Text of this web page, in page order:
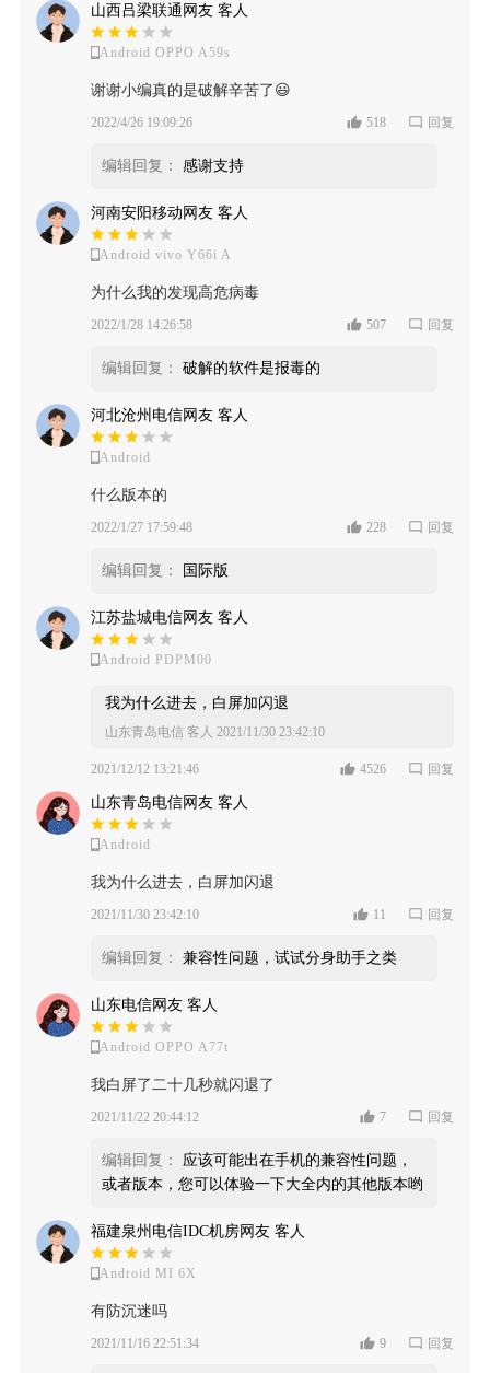
山西吕梁联通网友 客人
Android OPPO A59s
谢谢小编真的是破解辛苦了😃
2022/4/26 19:09:26 518 回复
编辑回复： 感谢支持
河南安阳移动网友 客人
Android vivo Y66i A
为什么我的发现高危病毒
2022/1/28 14:26:58 507 回复
编辑回复： 破解的软件是报毒的
河北沧州电信网友 客人
Android
什么版本的
2022/1/27 17:59:48 228 回复
编辑回复： 国际版
江苏盐城电信网友 客人
Android PDPM00
我为什么进去，白屏加闪退
山东青岛电信 客人 2021/11/30 23:42:10
2021/12/12 13:21:46 4526 回复
山东青岛电信网友 客人
Android
我为什么进去，白屏加闪退
2021/11/30 23:42:10 11 回复
编辑回复： 兼容性问题，试试分身助手之类
山东电信网友 客人
Android OPPO A77t
我白屏了二十几秒就闪退了
2021/11/22 20:44:12 7 回复
编辑回复：
应该可能出在手机的兼容性问题，
或者版本，您可以体验一下大全内的其他版本哟
福建泉州电信IDC机房网友 客人
Android MI 6X
有防沉迷吗
2021/11/16 22:51:34 9 回复